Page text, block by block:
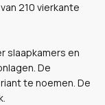
210 vierkante
slaapkamers en
De
te noemen. De